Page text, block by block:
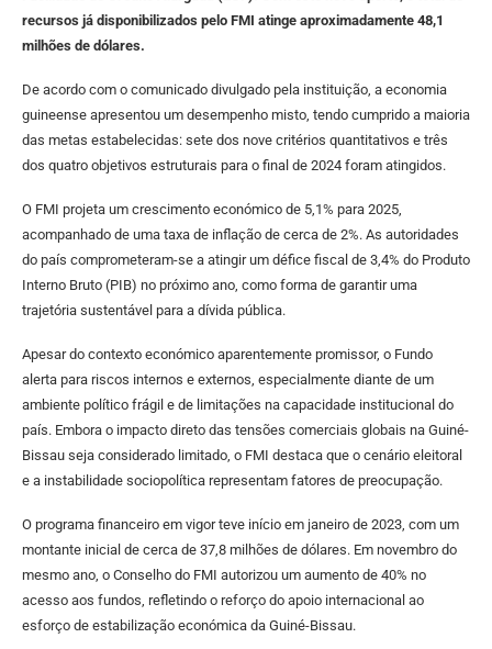
recursos já disponibilizados pelo FMI atinge aproximadamente 48,1
milhões de dólares.
De acordo com o comunicado divulgado pela instituição, a economia
guineense apresentou um desempenho misto, tendo cumprido a maioria
das metas estabelecidas: sete dos nove critérios quantitativos e três
dos quatro objetivos estruturais para o final de 2024 foram atingidos.
O FMI projeta um crescimento económico de 5,1% para 2025,
acompanhado de uma taxa de inflação de cerca de 2%. As autoridades
do país comprometeram-se a atingir um défice fiscal de 3,4% do Produto
Interno Bruto (PIB) no próximo ano, como forma de garantir uma
trajetória sustentável para a dívida pública.
Apesar do contexto económico aparentemente promissor, o Fundo
alerta para riscos internos e externos, especialmente diante de um
ambiente político frágil e de limitações na capacidade institucional do
país. Embora o impacto direto das tensões comerciais globais na Guiné-
Bissau seja considerado limitado, o FMI destaca que o cenário eleitoral
e a instabilidade sociopolítica representam fatores de preocupação.
O programa financeiro em vigor teve início em janeiro de 2023, com um
montante inicial de cerca de 37,8 milhões de dólares. Em novembro do
mesmo ano, o Conselho do FMI autorizou um aumento de 40% no
acesso aos fundos, refletindo o reforço do apoio internacional ao
esforço de estabilização económica da Guiné-Bissau.